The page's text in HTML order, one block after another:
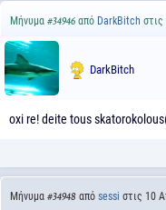
Μήνυμα #34946 από DarkBitch
DarkBitch
oxi re! deite tous
Μήνυμα #34948 από sessi στις 10